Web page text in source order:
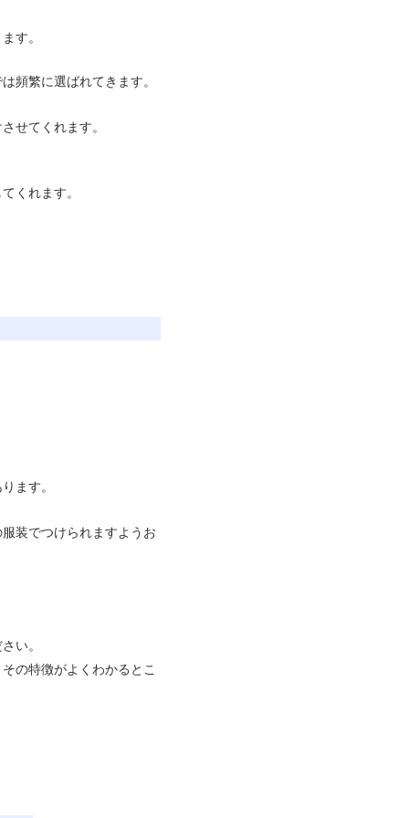
す。
は頻繁に選ばれてきます。
せてくれます。
くれます。
ます。
装でつけられますようお
い。
の特徴がよくわかるとこ